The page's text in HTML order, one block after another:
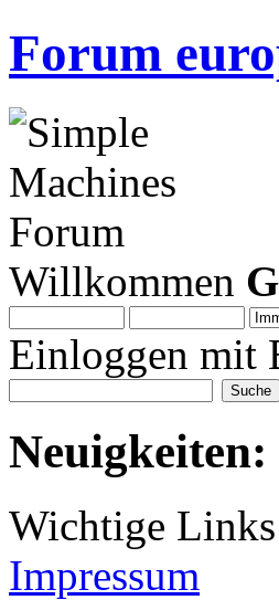
Forum
Willkommen
Einloggen mit
Neuigkeiten:
Wichtige
Impressum